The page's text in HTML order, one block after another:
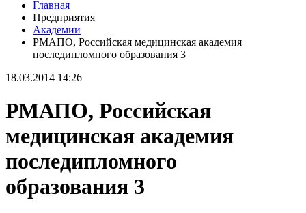
Главная
Предприятия
Академии
РМАПО, Российская медицинская академия
последипломного образования 3
18.03.2014 14:26
РМАПО, Российская
медицинская академия
последипломного
образования 3